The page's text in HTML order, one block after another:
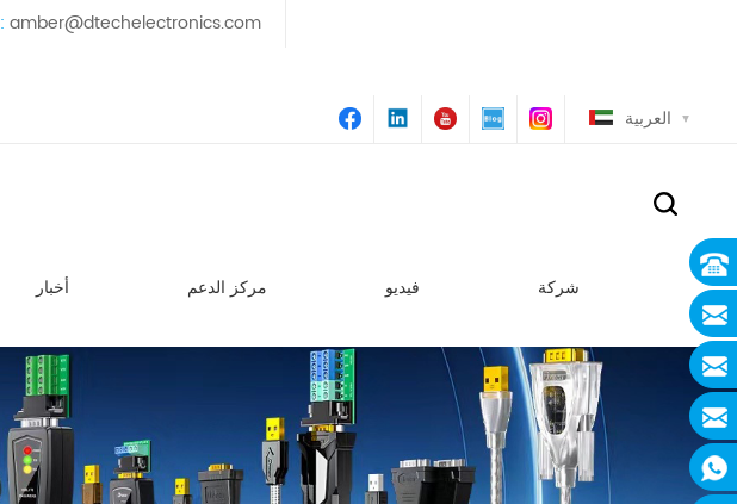
البريد الإلكتروني : amber@dtechelectronics.com
العربية
أخبار مركز الدعم فيديو شركة